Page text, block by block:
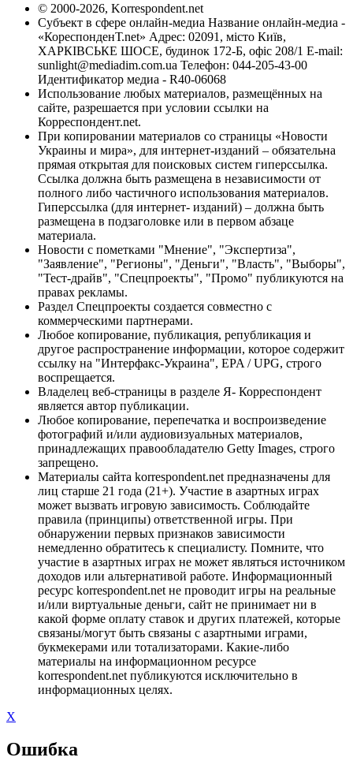
© 2000-2026, Korrespondent.net
Субъект в сфере онлайн-медиа Название онлайн-медиа -
«КореспонденТ.net» Адрес: 02091, місто Київ,
ХАРКІВСЬКЕ ШОСЕ, будинок 172-Б, офіс 208/1 E-mail:
sunlight@mediadim.com.ua Телефон: 044-205-43-00
Идентификатор медиа - R40-06068
Использование любых материалов, размещённых на
сайте, разрешается при условии ссылки на
Корреспондент.net.
При копировании материалов со страницы «Новости
Украины и мира», для интернет-изданий – обязательна
прямая открытая для поисковых систем гиперссылка.
Ссылка должна быть размещена в независимости от
полного либо частичного использования материалов.
Гиперссылка (для интернет- изданий) – должна быть
размещена в подзаголовке или в первом абзаце
материала.
Новости с пометками "Мнение", "Экспертиза",
"Заявление", "Регионы", "Деньги", "Власть", "Выборы",
"Тест-драйв", "Спецпроекты", "Промо" публикуются на
правах рекламы.
Раздел Спецпроекты создается совместно с
коммерческими партнерами.
Любое копирование, публикация, републикация и
другое распространение информации, которое содержит
ссылку на "Интерфакс-Украина", EPA / UPG, строго
воспрещается.
Владелец веб-страницы в разделе Я- Корреспондент
является автор публикации.
Любое копирование, перепечатка и воспроизведение
фотографий и/или аудиовизуальных материалов,
принадлежащих правообладателю Getty Images, строго
запрещено.
Материалы сайта korrespondent.net предназначены для
лиц старше 21 года (21+). Участие в азартных играх
может вызвать игровую зависимость. Соблюдайте
правила (принципы) ответственной игры. При
обнаружении первых признаков зависимости
немедленно обратитесь к специалисту. Помните, что
участие в азартных играх не может являться источником
доходов или альтернативой работе. Информационный
ресурс korrespondent.net не проводит игры на реальные
и/или виртуальные деньги, сайт не принимает ни в
какой форме оплату ставок и других платежей, которые
связаны/могут быть связаны с азартными играми,
букмекерами или тотализаторами. Какие-либо
материалы на информационном ресурсе
korrespondent.net публикуются исключительно в
информационных целях.
X
Ошибка